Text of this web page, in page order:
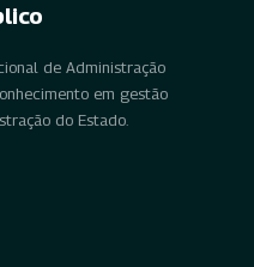
de Administração
em gestão
do Estado.